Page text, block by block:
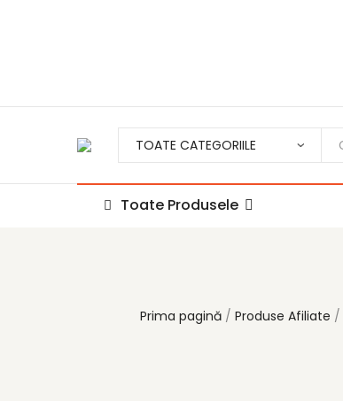
Toate Produsele
Prima pagină Produse Afiliate